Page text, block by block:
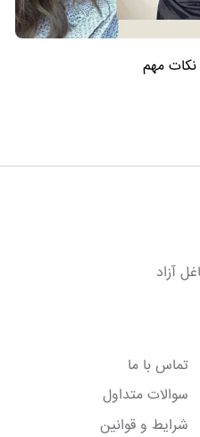
مهم
آزاد
تماس با ما
سوالات متداول
شرایط و قوانین